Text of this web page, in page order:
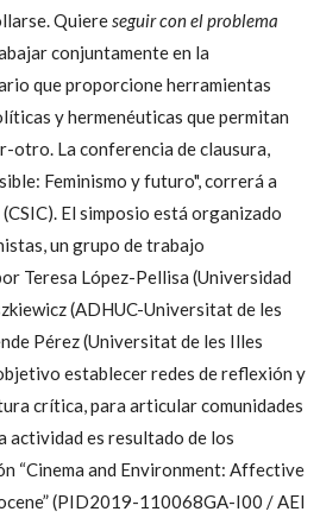
Quiere seguir con el problema
conjuntamente en la
que proporcione herramientas
y hermenéuticas que permitan
otro. La conferencia de clausura,
Feminismo y futuro", correrá a
El simposio está organizado
un grupo de trabajo
Teresa López-Pellisa (Universidad
(ADHUC-Universitat de les
Pérez (Universitat de les Illes
establecer redes de reflexión y
crítica, para articular comunidades
actividad es resultado de los
“Cinema and Environment: Affective
(PID2019-110068GA-I00 / AEI